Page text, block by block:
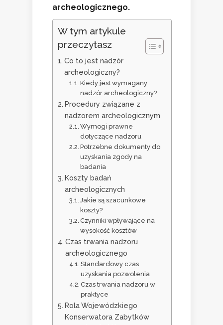
archeologicznego.
W tym artykule
przeczytasz
Co to jest nadzór
archeologiczny?
Kiedy jest wymagany
nadzór archeologiczny?
Procedury związane z
nadzorem archeologicznym
Wymogi prawne
dotyczące nadzoru
Potrzebne dokumenty do
uzyskania zgody na
badania
Koszty badań
archeologicznych
Jakie są szacunkowe
koszty?
Czynniki wpływające na
wysokość kosztów
Czas trwania nadzoru
archeologicznego
Standardowy czas
uzyskania pozwolenia
Czas trwania nadzoru w
praktyce
Rola Wojewódzkiego
Konserwatora Zabytków